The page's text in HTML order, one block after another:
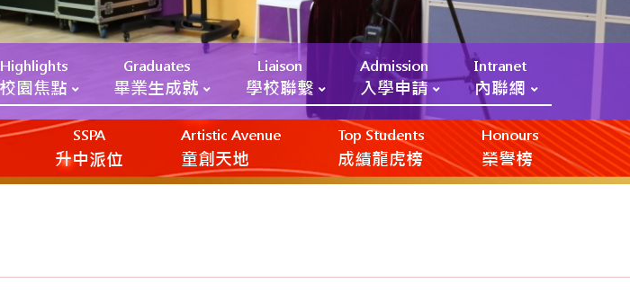
Highlights
校園焦點
Graduates
畢業生成就
Liaison
學校聯繫
Admission
入學申請
Intranet
內聯網
SSPA
升中派位
Artistic Avenue
‎‎‏‎ㅤ童創天地
Top Students
成績龍虎榜
Honours
榮譽榜